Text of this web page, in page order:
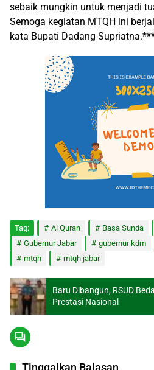
sebaik mungkin untuk menjadi
Semoga kegiatan MTQH ini
kata Bupati Dadang
Tag: Al Quran Basa Sunda
Gubernur Jabar
gubernur kdm
mtqh
mtqh jabar
Baru Dibangun, RSUD
Prestasi Nasional
Tinggalkan Balasan